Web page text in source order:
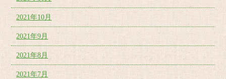
2021年10月
2021年9月
2021年8月
2021年7月